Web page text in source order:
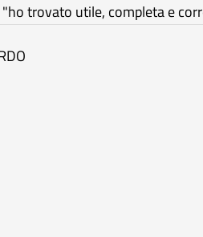
trovato utile, completa e